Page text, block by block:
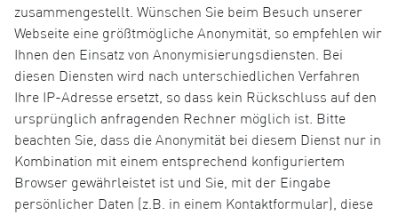
zusammengestellt. Wünschen Sie beim Besuch unserer
Webseite eine größtmögliche Anonymität, so empfehlen wir
Ihnen den Einsatz von Anonymisierungsdiensten. Bei
diesen Diensten wird nach unterschiedlichen Verfahren
Ihre IP-Adresse ersetzt, so dass kein Rückschluss auf den
ursprünglich anfragenden Rechner möglich ist. Bitte
beachten Sie, dass die Anonymität bei diesem Dienst nur in
Kombination mit einem entsprechend konfiguriertem
Browser gewährleistet ist und Sie, mit der Eingabe
persönlicher Daten (z.B. in einem Kontaktformular), diese